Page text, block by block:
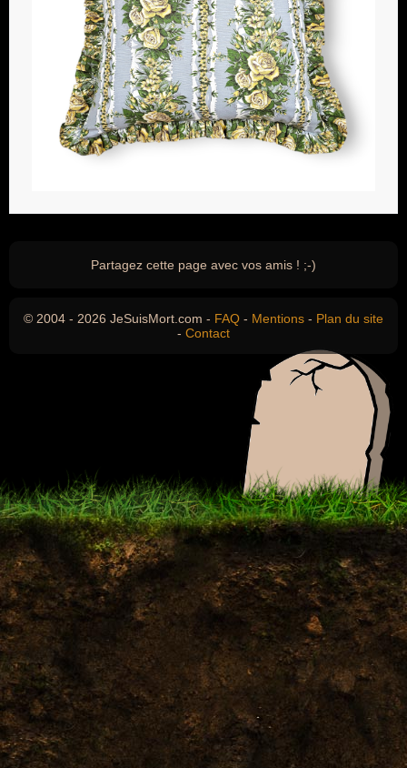
Partagez cette page avec vos amis ! ;-)
© 2004 - 2026 JeSuisMort.com - FAQ - Mentions - Plan du site
- Contact